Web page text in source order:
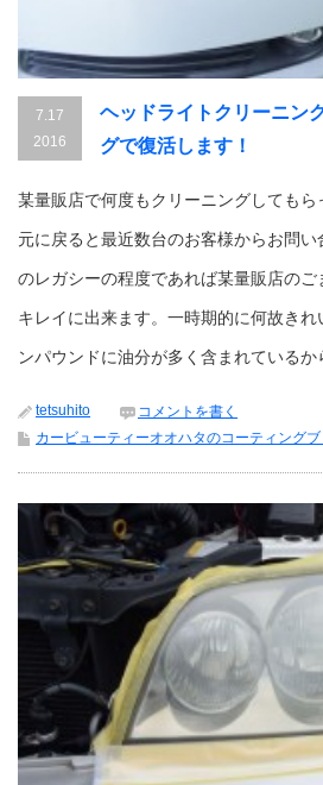
7.17
2016
ヘッドライトクリーニ
グで復活します！
某量販店で何度もクリーニングしても
元に戻ると最近数台のお客様からお問
のレガシーの程度であれば某量販店の
キレイに出来ます。一時期的に何故き
ンパウンドに油分が多く含まれているか
tetsuhito
コメントを書く
カービューティーオオハタのコーティング